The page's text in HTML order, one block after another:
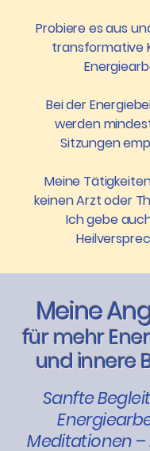
Probiere es aus
transformative
Bei der
werden
Sitzungen
Meine
keinen Arzt oder
Ich gebe
Meine
für mehr
und innere
Sanfte
Meditationen –